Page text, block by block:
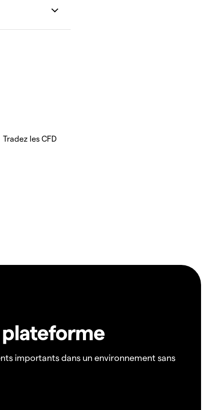
Tradez les CFD
importants dans un environnement sans